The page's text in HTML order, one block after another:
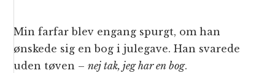
Min farfar blev engang spurgt, om han
ønskede sig en bog i julegave. Han svarede
uden tøven –nej tak, jeg har en bog.